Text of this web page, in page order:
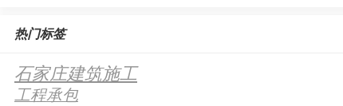
热门标签
石家庄建筑施工
工程承包